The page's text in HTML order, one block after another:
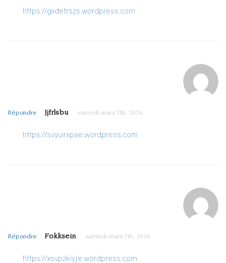
https://giidetrszs.wordpress.com
Jjfrlsbu samedi mars 7th, 2026
Répondre
https://svyuirxpae.wordpress.com
Fokksein samedi mars 7th, 2026
Répondre
https://xsvpzkiyje.wordpress.com